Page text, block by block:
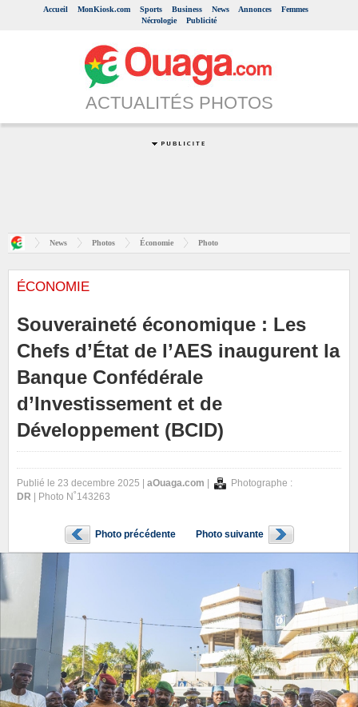
Accueil MonKiosk.com Sports Business News Annonces
Femmes
Nécrologie
Publicité
ACTUALITÉS PHOTOS
News Photos Économie Photo
ÉCONOMIE
Souveraineté économique : Les
Chefs d’État de l’AES inaugurent la
Banque Confédérale
d’Investissement et de
Développement (BCID)
Publié le 23 decembre 2025 | aOuaga.com
Photographe :
DR | Photo N˚143263
Photo précédente Photo suivante